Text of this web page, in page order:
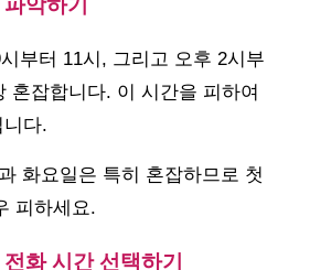
악하기
부터 11시, 그리고 오후 2시부
혼잡합니다. 이 시간을 피하여
다.
화요일은 특히 혼잡하므로 첫
피하세요.
화 시간 선택하기